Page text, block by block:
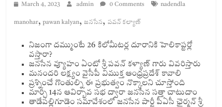
March 4, 2023 admin 0 Comments nadendla
manohar,pawan kalyan, జనసేన,పవన్ కల్యాణ్
నిజంగా దమ్ముంటే 26 కిలోమీటర్ల దూరానికి హెలికాప్టర్లో
వస్తారా?
జనసేన వ్యూహం ఏంటో శ్రీ పవన్ కళ్యాణ్ గారు వివరిస్తారు
మనందరి లక్ష్యం వైసీపీ విముక్త ఆంధ్రప్రదేశ్ కావాలి
ప్రశ్నించే గొంతుల్ని ఈ ప్రభుత్వం నొక్కాలని చూస్తోంది
మార్చి 14న ఆవిర్భావ సభ ద్వారా జనసేన సత్తా చాటుదాం
తాడేపల్లిగూడెం సమావేశంలో జనసేన పార్టీ పీఏసీ ఛైర్మన్ శ్రీ